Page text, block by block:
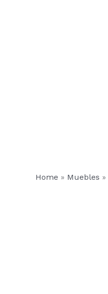
Home » Muebles »